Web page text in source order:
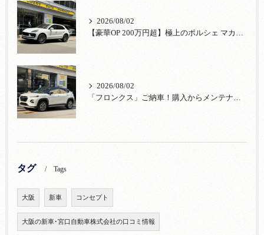
2026/08/02
【豪華OP 200万円超】極上のポルシェ マカンが入荷！注目のオプション装備
2026/08/02
「フロンクス」ご納車！購入からメンテナンス・リコールまで！宮口自動車
タグ Tags
大阪 新車 コンセプト
大阪の新車･宮口自動車株式会社の口コミ情報